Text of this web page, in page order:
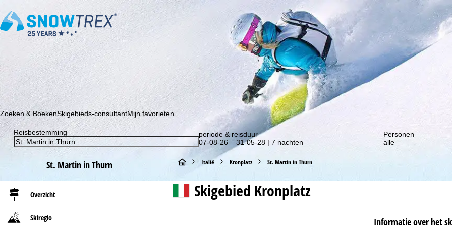
Schrijf je in voor onze nieuwsbrief en wees als eerste op de hoogte van onze kortingsacties!
Zoeken & BoekenSkigebieds-consultantMijn favorieten
Reisbestemming
periode & reisduur
07-08-26 – 31-05-28 | 7 nachten
Personen
alle
St. Martin in Thurn
Overzicht
Skiregio
S
t
Italië Kronplatz St. Martin in Thurn
Skigebied Kronplatz
Informatie over het